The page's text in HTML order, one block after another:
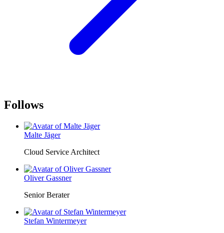
Follows
Malte Jäger
Cloud Service Architect
Oliver Gassner
Senior Berater
Stefan Wintermeyer